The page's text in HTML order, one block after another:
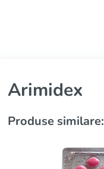
Arimidex
Produse similare: